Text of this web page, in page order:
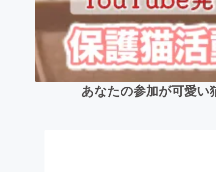
あなたの参加が可愛い